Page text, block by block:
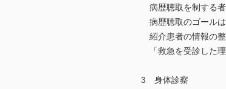
病歴聴取を制する
病歴聴取のゴールは
紹介患者の情報の
「救急を受診した
3 身体診察